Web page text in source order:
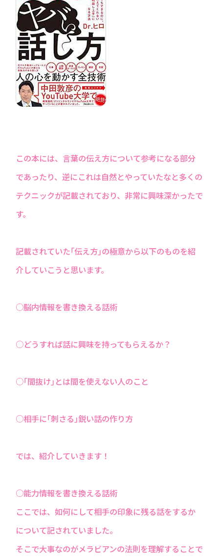
この本には、言葉の伝え方について参考になる部分
であったり、逆にこれは自然とやっていたなと多くの
テクニックが記載されており、非常に興味深かったで
す。
記載されていた｢伝え方｣の極意から以下のものを紹
介していこうと思います。
○脳内情報を書き換える話術
○どうすれば話に興味を持ってもらえるか？
○｢間抜け｣とは間を使えない人のこと
○相手に｢刺さる｣鋭い話の作り方
では、紹介していきます！
○能力情報を書き換える話術
ここでは、如何にして相手の印象に残る話をするか
について記されていました。
そこで大事なのがメラビアンの法則を理解することで